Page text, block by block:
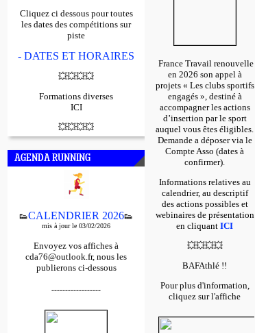
Cliquez ci dessous pour toutes
les dates des compétitions sur
piste
- DATES ET HORAIRES
💥💥💥💥
Formations diverses
ICI
💥💥💥💥
AGENDA RUNNING
👟CALENDRIER 2026👟
mis à jour le 03/02/2026
Envoyez vos affiches à
cda76@outlook.fr, nous les
publierons ci-dessous
------------------
France Travail renouvelle
en 2026 son appel à
projets « Les clubs sportifs
engagés », destiné à
accompagner les actions
d’insertion par le sport
auquel vous êtes éligibles.
Demande a déposer via le
Compte Asso (dates à
confirmer).
Informations relatives au
calendrier, au descriptif
des actions possibles et
webinaires de présentation
en cliquant ICI
💥💥💥💥
BAFAthlé !!
Pour plus d'information,
cliquez sur l'affiche